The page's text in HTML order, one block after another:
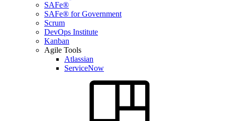
SAFe®
SAFe® for Government
Scrum
DevOps Institute
Kanban
Agile Tools
Atlassian
ServiceNow